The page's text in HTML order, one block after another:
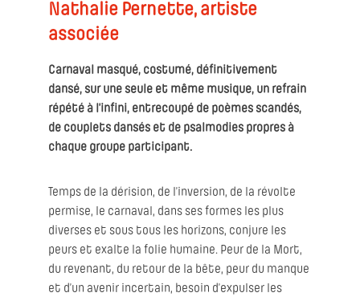
Nathalie Pernette, artiste
associée
Carnaval masqué, costumé, définitivement
dansé, sur une seule et même musique, un refrain
répété à l’infini, entrecoupé de poèmes scandés,
de couplets dansés et de psalmodies propres à
chaque groupe participant.
Temps de la dérision, de l’inversion, de la révolte
permise, le carnaval, dans ses formes les plus
diverses et sous tous les horizons, conjure les
peurs et exalte la folie humaine. Peur de la Mort,
du revenant, du retour de la bête, peur du manque
et d’un avenir incertain, besoin d’expulser les